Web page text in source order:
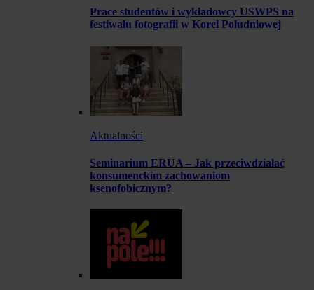
Prace studentów i wykładowcy USWPS na
festiwalu fotografii w Korei Południowej
Aktualności
Seminarium ERUA – Jak przeciwdziałać
konsumenckim zachowaniom
ksenofobicznym?